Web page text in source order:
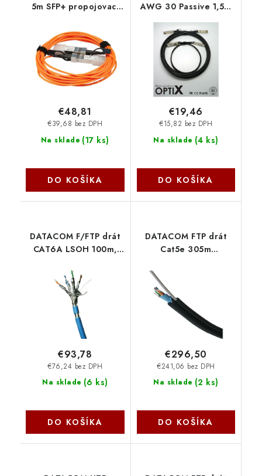
5m SFP+ propojovací
Na sklade (17 ks)
€39,68 bez DPH
€48,81
DO KOŠÍKA
AWG 30 Passive 1,5m
Cisco komp. OEM
Na sklade (4 ks)
€15,82 bez DPH
€19,46
DO KOŠÍKA
DATACOM F/FTP drát
CAT6A LSOH 100m,
Na sklade (6 ks)
€76,24 bez DPH
€93,78
DO KOŠÍKA
DATACOM FTP drát
Cat5e 305m
Na sklade (2 ks)
€241,06 bez DPH
€296,50
DO KOŠÍKA